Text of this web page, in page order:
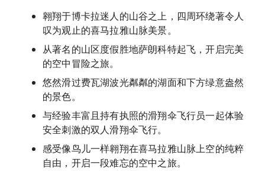
翱翔于博卡拉迷人的山谷之上，四周环绕著令人
叹为观止的喜马拉雅山脉美景。
从著名的山区度假胜地萨朗科特起飞，开启完美
的空中冒险之旅。
悠然滑过费瓦湖波光粼粼的湖面和下方绿意盎然
的景色。
与经验丰富且持有执照的滑翔伞飞行员一起体验
安全刺激的双人滑翔伞飞行。
感受像鸟儿一样翱翔在喜马拉雅山脉上空的纯粹
自由，开启一段难忘的空中之旅。